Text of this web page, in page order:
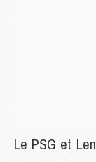
Le PSG et